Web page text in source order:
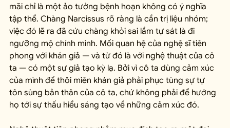
mãi chỉ là một ảo tưởng bệnh hoạn không có ý nghĩa
tập thể. Chàng Narcissus rõ ràng là cần trị liệu nhóm;
việc đó lẽ ra đã cứu chàng khỏi sai lầm tự sát là đi
ngưỡng mộ chính mình. Mối quan hệ của nghệ sĩ tiên
phong với khán giả — và từ đó là với nghệ thuật của cô
ta — có một sự giả tạo kỳ lạ. Bởi vì cô ta dùng cảm xúc
của mình để thôi miên khán giả phải phục tùng sự tự
tôn sùng bản thân của cô ta, chứ không phải để hướng
họ tới sự thấu hiểu sáng tạo về những cảm xúc đó.